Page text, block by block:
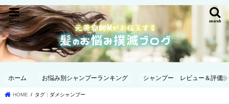
search
menu
ホーム お悩み別シャンプーランキング シャンプー レビュー＆評価
HOME タグ : ダメシャンプー